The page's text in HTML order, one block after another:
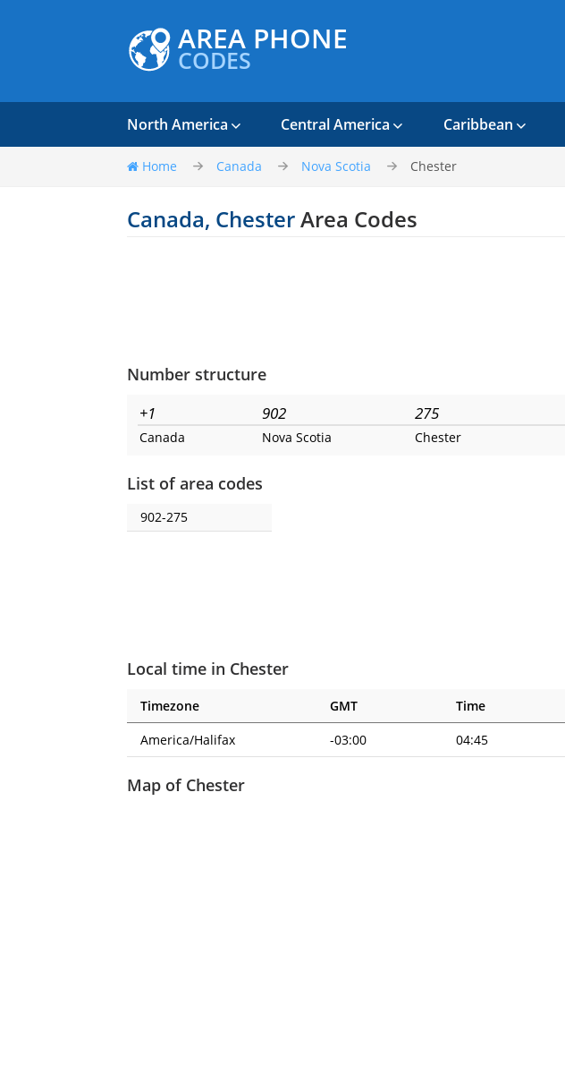
AREA PHONE
CODES
North America Central America Caribbean
Home Canada Nova Scotia Chester
Canada, ChesterArea Codes
Number structure
+1 902 275
Canada Nova Scotia Chester
List of area codes
902-275
Local time in Chester
Timezone GMT
Time
America/Halifax
-03:00 04:45
Map of Chester